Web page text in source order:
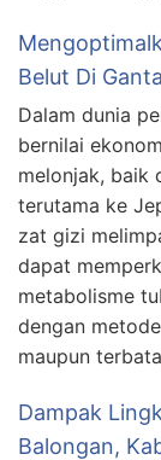
Belut Di
Dalam dunia
bernilai
melonjak, baik
terutama ke
zat gizi
dapat
metabolisme
dengan
maupun
Dampak
Balongan,